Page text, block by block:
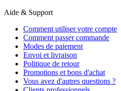
Aide & Support
Comment utiliser votre compte
Comment passer commande
Modes de paiement
Envoi et livraison
Politique de retour
Promotions et bons d'achat
Vous avez d'autres questions ?